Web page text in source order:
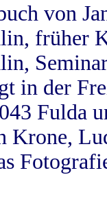
von
früher
in der
Fulda
Krone,